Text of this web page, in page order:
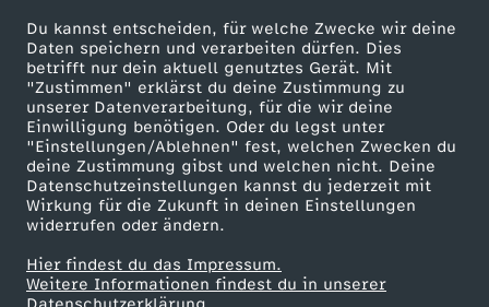
Du kannst entscheiden, für welche Zwecke wir deine
Daten speichern und verarbeiten dürfen. Dies
betrifft nur dein aktuell genutztes Gerät. Mit
"Zustimmen" erklärst du deine Zustimmung zu
unserer Datenverarbeitung, für die wir deine
Einwilligung benötigen. Oder du legst unter
"Einstellungen/Ablehnen" fest, welchen Zwecken du
deine Zustimmung gibst und welchen nicht. Deine
Datenschutzeinstellungen kannst du jederzeit mit
Wirkung für die Zukunft in deinen Einstellungen
widerrufen oder ändern.
Hier findest du das Impressum.
Weitere Informationen findest du in unserer
E
n
t
l
a
n
ZDF goes Schule
Werbefernsehen
Mainzelmännchen
Partner